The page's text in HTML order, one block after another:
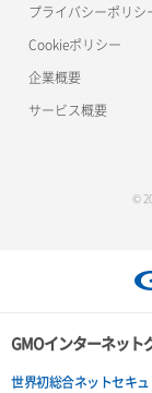
プライバシーポリシ
Cookieポリシー
企業概要
サービス概要
©
GMOインターネット
世界初総合ネットセキ